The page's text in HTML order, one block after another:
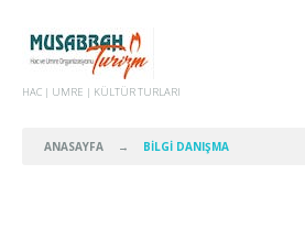
HAC | UMRE | KÜLTÜR TURLARI
ANASAYFA → BİLGİ DANIŞMA